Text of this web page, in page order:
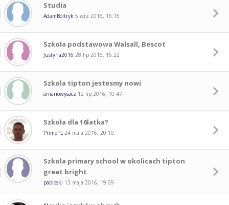
Studia
AdamBoltryk 5 wrz 2016, 16:15
Szkoła podstawowa Walsall, Bescot
Justyna2016 28 lip 2016, 16:22
Szkola tipton jestesmy nowi
anianowysacz 12 lip 2016, 10:47
Szkoła dla 16latka?
PrimoPL 24 maja 2016, 20:10
Szkola primary school w okolicach tipton
great bright
pabloski 13 maja 2016, 19:09